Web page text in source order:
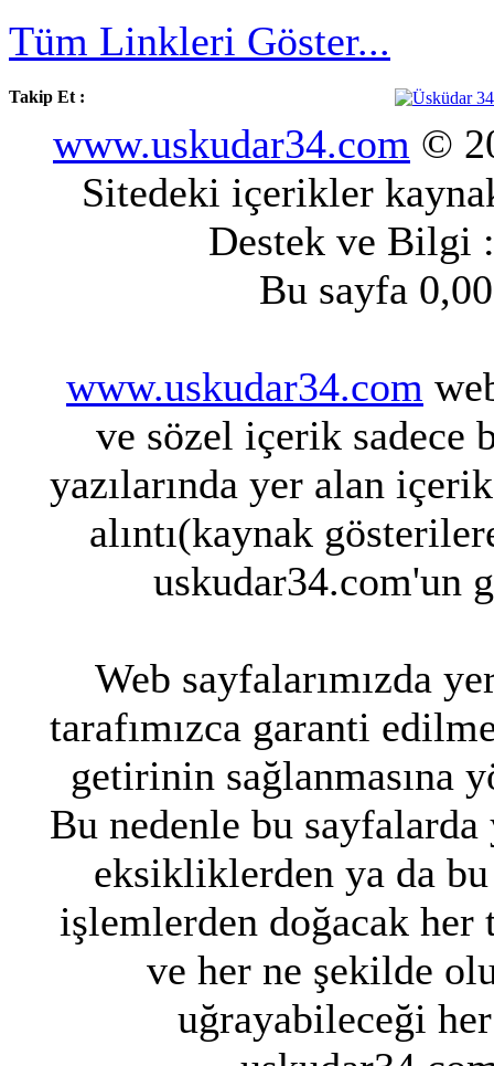
Tüm Linkleri Göster...
Takip Et :
www.uskudar34.com ©
Sitedeki içerikler
Destek ve Bilgi
Bu sayfa
www.uskudar34.com
ve sözel içerik sadece
yazılarında yer alan
alıntı(kaynak
uskudar34.com'un
Web sayfalarımızda
tarafımızca garanti
getirinin sağlanmasına
Bu nedenle bu
eksikliklerden ya da
işlemlerden doğacak
ve her ne şekilde
uğrayabileceği